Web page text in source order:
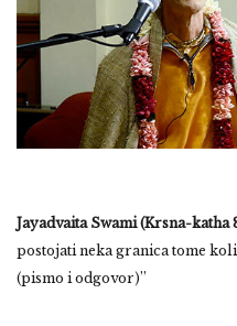
Jayadvaita Swami (Krsna-
postojati neka granica tome
(pismo i odgovor)”